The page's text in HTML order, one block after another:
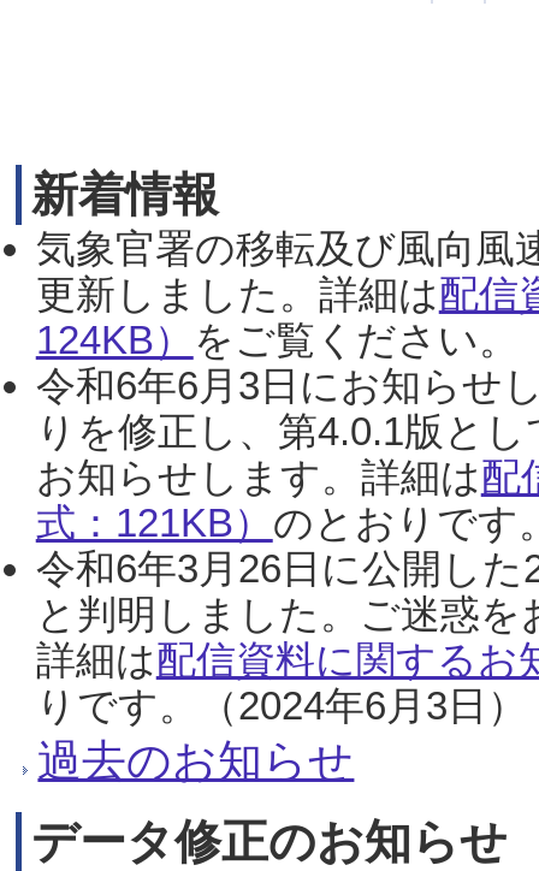
新着情報
気象官署の移転及び風向風
更新しました。詳細は配信
124KB） をご覧ください。
令和6年6月3日にお知らせ
りを修正し、第4.0.1版と
お知らせします。詳細は配
式：121KB） のとおりです
令和6年3月26日に公開し
と判明しました。ご迷惑
詳細は配信資料に関するお
りです。（2024年6月3日）
過去のお知らせ
データ修正のお知らせ